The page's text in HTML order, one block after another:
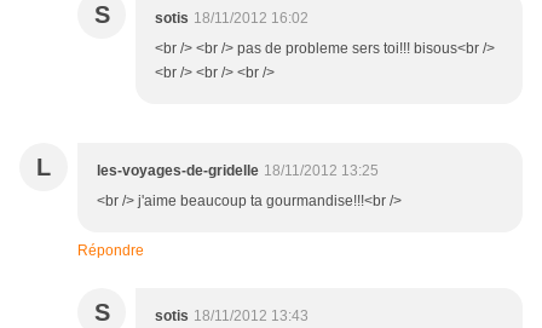
S sotis 18/11/2012 16:02
<br /> <br /> pas de probleme sers toi!!! bisous<br />
<br /> <br /> <br />
L les-voyages-de-gridelle 18/11/2012 13:25
<br /> j'aime beaucoup ta gourmandise!!!<br />
Répondre
S sotis 18/11/2012 13:43